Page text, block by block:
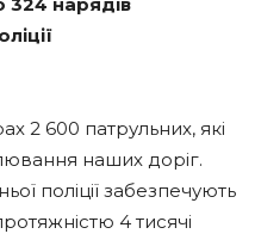
2 600 патрульних, які
наших доріг.
поліції забезпечують
4 тисячі